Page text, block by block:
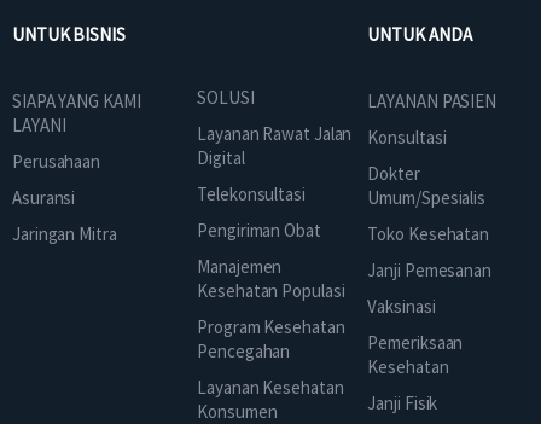
UNTUK BISNIS
SIAPA YANG KAMI
LAYANI
Perusahaan
Asuransi
Jaringan Mitra
SOLUSI
Layanan Rawat Jalan
Digital
Telekonsultasi
Pengiriman Obat
Manajemen
Kesehatan Populasi
Program Kesehatan
Pencegahan
Layanan Kesehatan
Konsumen
UNTUK ANDA
LAYANAN PASIEN
Konsultasi
Dokter
Umum/Spesialis
Toko Kesehatan
Janji Pemesanan
Vaksinasi
Pemeriksaan
Kesehatan
Janji Fisik